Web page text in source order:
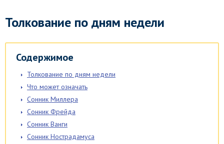
Толкование по дням недели
Содержимое
Толкование по дням недели
Что может означать
Сонник Миллера
Сонник Фрейда
Сонник Ванги
Сонник Нострадамуса